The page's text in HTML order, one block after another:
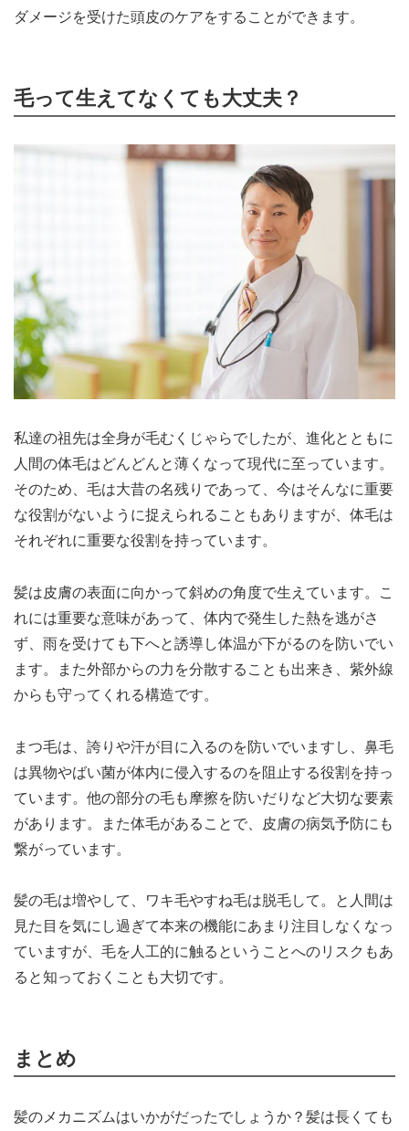
ダメージを受けた頭皮のケアをすることができます。
毛って生えてなくても大丈夫？
私達の祖先は全身が毛むくじゃらでしたが、進化とともに
人間の体毛はどんどんと薄くなって現代に至っています。
そのため、毛は大昔の名残りであって、今はそんなに重要
な役割がないように捉えられることもありますが、体毛は
それぞれに重要な役割を持っています。
髪は皮膚の表面に向かって斜めの角度で生えています。こ
れには重要な意味があって、体内で発生した熱を逃がさ
ず、雨を受けても下へと誘導し体温が下がるのを防いでい
ます。また外部からの力を分散することも出来き、紫外線
からも守ってくれる構造です。
まつ毛は、誇りや汗が目に入るのを防いでいますし、鼻毛
は異物やばい菌が体内に侵入するのを阻止する役割を持っ
ています。他の部分の毛も摩擦を防いだりなど大切な要素
があります。また体毛があることで、皮膚の病気予防にも
繋がっています。
髪の毛は増やして、ワキ毛やすね毛は脱毛して。と人間は
見た目を気にし過ぎて本来の機能にあまり注目しなくなっ
ていますが、毛を人工的に触るということへのリスクもあ
ると知っておくことも大切です。
まとめ
髪のメカニズムはいかがだったでしょうか？髪は長くても